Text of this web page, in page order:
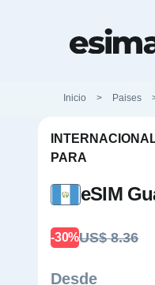
Inicio > Paises
PARA
eSIM
-30%US$ 8.36
Desde